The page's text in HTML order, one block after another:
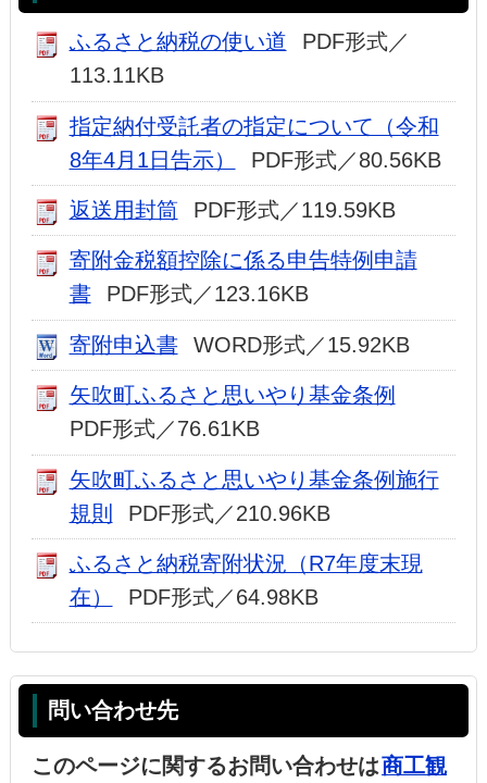
ふるさと納税の使い道
PDF形式／
113.11KB
指定納付受託者の指定について（令和
8年4月1日告示）
PDF形式／80.56KB
返送用封筒 PDF形式／119.59KB
寄附金税額控除に係る申告特例申請
書
PDF形式／123.16KB
寄附申込書 WORD形式／15.92KB
矢吹町ふるさと思いやり基金条例
PDF形式／76.61KB
矢吹町ふるさと思いやり基金条例施行
規則
PDF形式／210.96KB
ふるさと納税寄附状況（R7年度末現
在）
PDF形式／64.98KB
問い合わせ先
このページに関するお問い合わせは商工観